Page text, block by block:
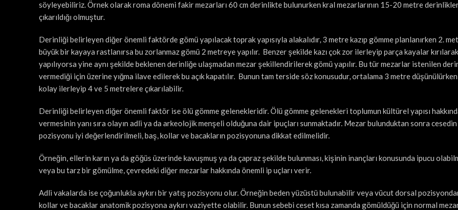
söyleyebiliriz. Örnek olarak roma dönemi fakir mezarları 60 cm derinlikte bulunurken kral mezarlarının 15-20 metre
çıkarıldığı olmuştur.
Derinliği belirleyen diğer önemli faktörde gömü yapılacak toprak yapısıyla alakalıdır, 3 metre kazıp gömme planlanırken 2.
büyük bir kayaya rastlanırsa bu zorlanmaz gömü 2 metreye yapılır. Benzer şekilde kazı çok zor ilerleyip parça kayalar kırılarak
yapılıyorsa yine aynı şekilde beklenen derinliğe ulaşmadan mezar şekillendirilerek gömü yapılır. Bu tür mezarlar istenilen
vermediği için üzerine yığma ilave edilerek bu açık kapatılır. Bunun tam terside söz konusudur, ortalama 3 metre düşünülürken
kolay ilerleyip 4 ve 5 metrelere çıkarılabilir.
Derinliği belirleyen diğer önemli faktör ise ölü gömme gelenekleridir. Ölü gömme gelenekleri toplumun kültürel yapısı
vermesinin yanı sıra olayın adli ya da arkeolojik menşeli olduğuna dair ipuçları sunmaktadır. Mezar bulunduktan sonra cesedin
pozisyonu iyi değerlendirilmeli, baş, kollar ve bacakların pozisyonuna dikkat edilmelidir.
Örneğin, ellerin karın ya da göğüs üzerinde kavuşmuş ya da çapraz şekilde bulunması, kişinin inançları konusunda ipucu
veya bu tarz bir gömülme, çevredeki diğer mezarlar hakkında önemli ip uçları verir.
Adli vakalarda ise çoğunlukla aykırı bir yatış pozisyonu olur. Örneğin beden yüzüstü bulunabilir veya vücut dorsal
kollar ve bacaklar anatomik pozisyona aykırı vaziyette olabilir. Bunun sebebi ceset kısa zamanda gömüldüğü için normal